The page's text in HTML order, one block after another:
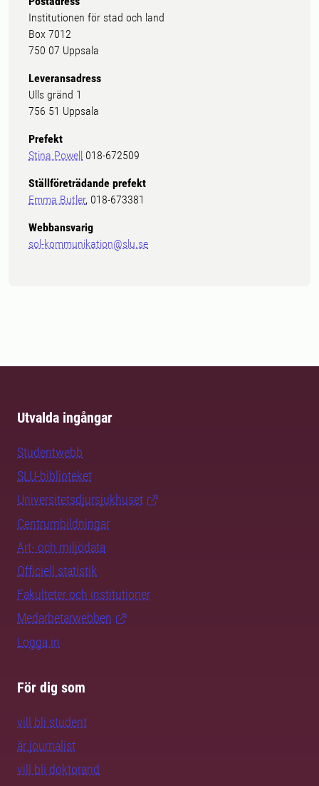
Institutionen för stad och land
Box 7012
750 07 Uppsala
Leveransadress
Ulls gränd 1
756 51 Uppsala
Prefekt
Stina Powell 018-672509
Ställföreträdande prefekt
Emma Butler, 018-673381
Webbansvarig
sol-kommunikation@slu.se
Utvalda ingångar
Studentwebb
SLU-biblioteket
Universitetsdjursjukhuset
Centrumbildningar
Art- och miljödata
Officiell statistik
Fakulteter och institutioner
Medarbetarwebben
Logga in
För dig som
vill bli student
är journalist
vill bli doktorand